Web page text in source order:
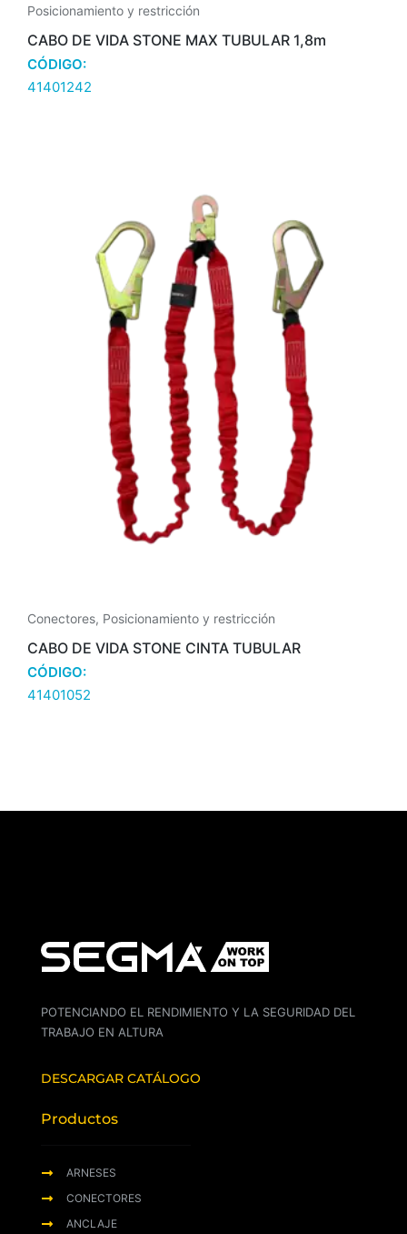
Posicionamiento y restricción
CABO DE VIDA STONE MAX TUBULAR 1,8m
CÓDIGO:
41401242
Conectores, Posicionamiento y restricción
CABO DE VIDA STONE CINTA TUBULAR
CÓDIGO:
41401052
POTENCIANDO EL RENDIMIENTO Y LA SEGURIDAD DEL
TRABAJO EN ALTURA
DESCARGAR CATÁLOGO
Productos
ARNESES
CONECTORES
ANCLAJE